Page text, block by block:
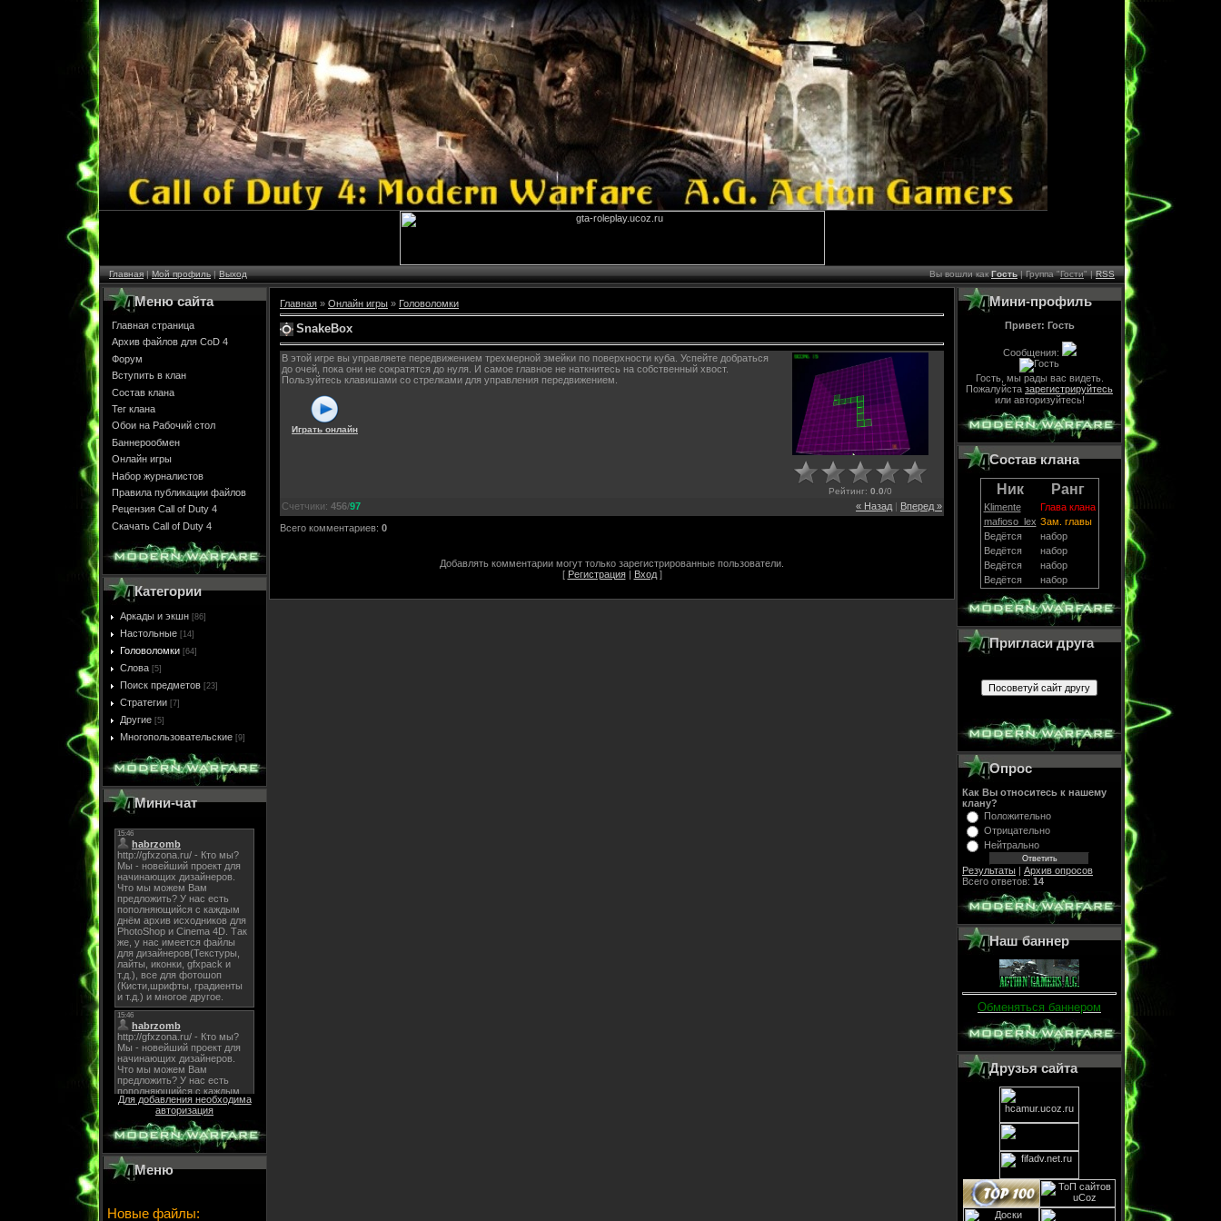
Главная|Мой профиль|Выход Вы вошли какГость| Группа "Гости" |RSS
Меню сайта
Главная страница
Архив файлов для CoD 4
Форум
Вступить в клан
Состав клана
Тег клана
Обои на Рабочий стол
Баннерообмен
Онлайн игры
Набор журналистов
Правила публикации файлов
Рецензия Call of Duty 4
Скачать Call of Duty 4
Категории
Аркады и экшн [86]
Настольные [14]
Головоломки [64]
Слова [5]
Поиск предметов [23]
Стратегии [7]
Другие [5]
Многопользовательские [9]
Мини-чат
Для добавления необходима
авторизация
Меню
Новые файлы:
Главная » Онлайн игры » Головоломки
SnakeBox
В этой игре вы управляете передвижением трехмерной змейки по поверхности куба. Успейте добраться
до очей, пока они не сократятся до нуля. И самое главное не наткнитесь на собственный хвост.
Пользуйтесь клавишами со стрелками для управления передвижением.
Играть онлайн
Рейтинг: 0.0/0
« Назад Вперед »
Счетчики: 456/97
Всего комментариев: 0
Добавлять комментарии могут только зарегистрированные пользователи.
[ Регистрация| Вход]
Мини-профиль
Привет: Гость
Сообщения:
Гость, мы рады вас видеть.
Пожалуйста зарегистрируйтесь
или авторизуйтесь!
Состав клана
Ник
Ранг
Klimente
Глава клана
mafioso_lex Зам. главы
Ведётся
набор
Ведётся
набор
Ведётся
набор
Ведётся
набор
Пригласи друга
Опрос
Как Вы относитесь к нашему
клану?
Положительно
Отрицательно
Нейтрально
Результаты | Архив опросов
Всего ответов: 14
Наш баннер
Обменяться баннером
Друзья сайта